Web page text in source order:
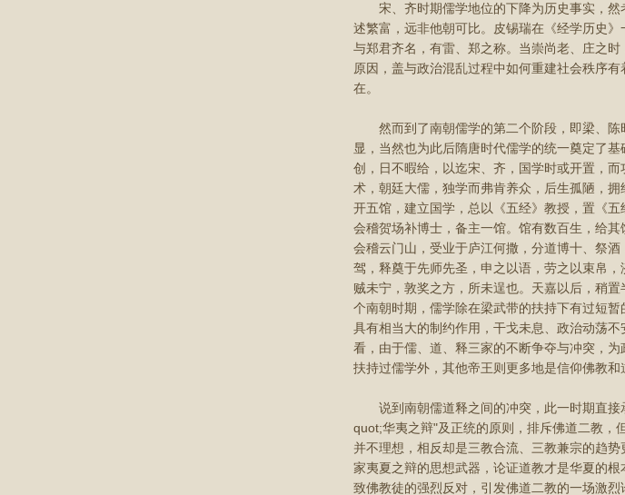
宋、齐时期儒学地位的下降为历史事实，然
述繁富，远非他朝可比。皮锡瑞在《经学历史
与郑君齐名，有雷、郑之称。当崇尚老、庄之
原因，盖与政治混乱过程中如何重建社会秩序
在。
然而到了南朝儒学的第二个阶段，即梁、陈
显，当然也为此后隋唐时代儒学的统一奠定了
创，日不暇给，以迄宋、齐，国学时或开置，
术，朝廷大儒，独学而弗肯养众，后生孤陋，
开五馆，建立国学，总以《五经》教授，置《
会稽贺场补博士，备主一馆。馆有数百生，给
会稽云门山，受业于庐江何撒，分道博十、祭
驾，释奠于先师先圣，申之以语，劳之以束帛
贼未宁，敦奖之方，所未逞也。天嘉以后，稍
个南朝时期，儒学除在梁武带的扶持下有过短
具有相当大的制约作用，干戈未息、政治动荡
看，由于儒、道、释三家的不断争夺与冲突，
扶持过儒学外，其他帝王则更多地是信仰佛教
说到南朝儒道释之间的冲突，此一时期直接
quot;华夷之辩"及正统的原则，排斥佛道二教，
并不理想，相反却是三教合流、三教兼宗的趋
家夷夏之辩的思想武器，论证道教才是华夏的
致佛教徒的强烈反对，引发佛道二教的一场激